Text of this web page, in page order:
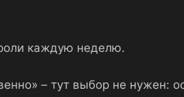
каждую неделю.
– тут выбор не нужен: